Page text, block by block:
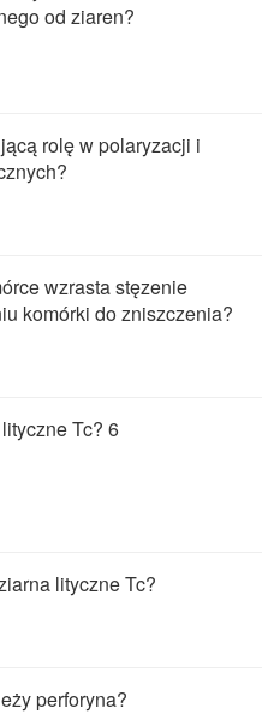
od ziaren?
rolę w polaryzacji i
wzrasta stęzenie
komórki do zniszczenia?
Tc? 6
lityczne Tc?
perforyna?